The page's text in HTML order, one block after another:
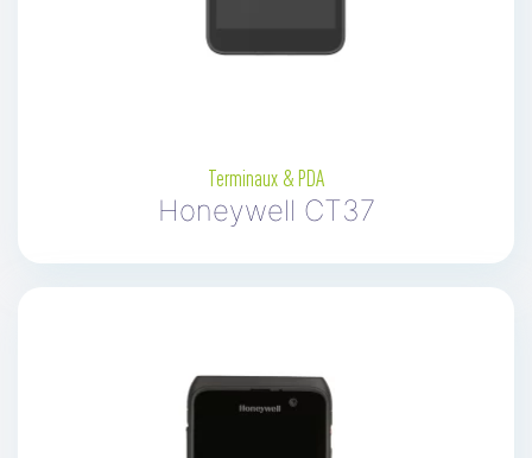
Terminaux & PDA
Honeywell CT37